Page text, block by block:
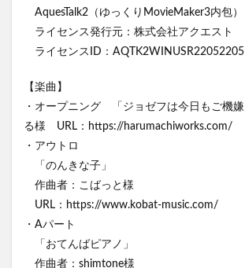
AquesTalk2（ゆっくりMovieMaker3内包）
ライセンス発行元：株式会社アクエスト
ライセンスID：AQTK2WINUSR22052205
【楽曲】
・オープニング 「ジョゼフは今日もご機
る様 URL：https://harumachiworks.com/
・アウトロ
「のんきな子」
作曲者：こばっと様
URL：https://www.kobat-music.com/
・Aパート
「おてんばピアノ」
作曲者：shimtone様